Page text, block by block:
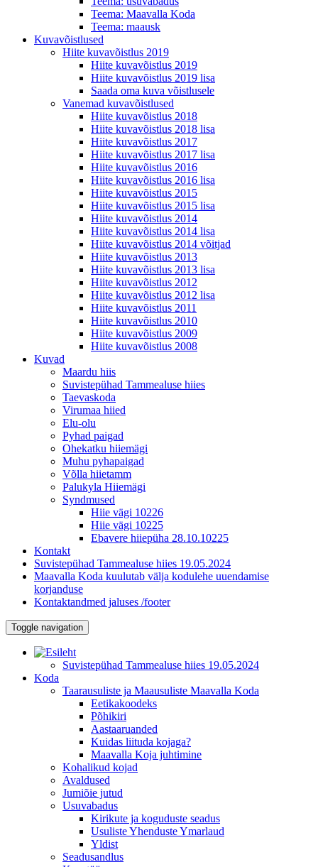
Teema: Maavalla Koda
Teema: maausk
Kuvavõistlused
Hiite kuvavõistlus 2019
Hiite kuvavõistlus 2019
Hiite kuvavõistlus 2019 lisa
Saada oma kuva võistlusele
Vanemad kuvavõistlused
Hiite kuvavõistlus 2018
Hiite kuvavõistlus 2018 lisa
Hiite kuvavõistlus 2017
Hiite kuvavõistlus 2017 lisa
Hiite kuvavõistlus 2016
Hiite kuvavõistlus 2016 lisa
Hiite kuvavõistlus 2015
Hiite kuvavõistlus 2015 lisa
Hiite kuvavõistlus 2014
Hiite kuvavõistlus 2014 lisa
Hiite kuvavõistlus 2014 võitjad
Hiite kuvavõistlus 2013
Hiite kuvavõistlus 2013 lisa
Hiite kuvavõistlus 2012
Hiite kuvavõistlus 2012 lisa
Hiite kuvavõistlus 2011
Hiite kuvavõistlus 2010
Hiite kuvavõistlus 2009
Hiite kuvavõistlus 2008
Kuvad
Maardu hiis
Suvistepühad Tammealuse hiies
Taevaskoda
Virumaa hiied
Elu-olu
Pyhad paigad
Ohekatku hiiemägi
Muhu pyhapaigad
Võlla hiietamm
Palukyla Hiiemägi
Syndmused
Hiie vägi 10226
Hiie vägi 10225
Ebavere hiiepüha 28.10.10225
Kontakt
Suvistepühad Tammealuse hiies 19.05.2024
Maavalla Koda kuulutab välja kodulehe uuendamise
korjanduse
Kontaktandmed jaluses /footer
Toggle navigation
Suvistepühad Tammealuse hiies 19.05.2024
Koda
Taarausuliste ja Maausuliste Maavalla Koda
Eetikakoodeks
Põhikiri
Aastaaruanded
Kuidas liituda kojaga?
Maavalla Koja juhtimine
Kohalikud kojad
Avaldused
Jumiõie jutud
Usuvabadus
Kirikute ja koguduste seadus
Usuliste Yhenduste Ymarlaud
Yldist
Seadusandlus